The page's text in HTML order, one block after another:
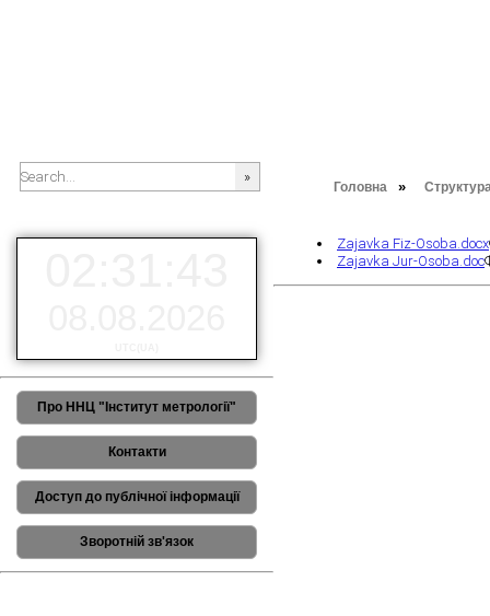
Головна »
Про ННЦ "Інститут метрології"
Контакти
Доступ до публічної інформації
Зворотній зв'язок
Zajavka Fiz-Osoba.docx
Zajavka Jur-Osoba.doc